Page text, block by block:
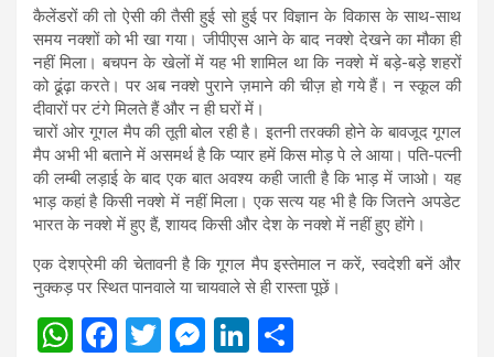
कैलेंडरों की तो ऐसी की तैसी हुई सो हुई पर विज्ञान के विकास के साथ-साथ
समय नक्शों को भी खा गया। जीपीएस आने के बाद नक्शे देखने का मौका ही
नहीं मिला। बचपन के खेलों में यह भी शामिल था कि नक्शे में बड़े-बड़े शहरों
को ढूंढ़ा करते। पर अब नक्शे पुराने ज़माने की चीज़ हो गये हैं। न स्कूल की
दीवारों पर टंगे मिलते हैं और न ही घरों में।
चारों ओर गूगल मैप की तूती बोल रही है। इतनी तरक्की होने के बावजूद गूगल
मैप अभी भी बताने में असमर्थ है कि प्यार हमें किस मोड़ पे ले आया। पति-पत्नी
की लम्बी लड़ाई के बाद एक बात अवश्य कही जाती है कि भाड़ में जाओ। यह
भाड़ कहां है किसी नक्शे में नहीं मिला। एक सत्य यह भी है कि जितने अपडेट
भारत के नक्शे में हुए हैं, शायद किसी और देश के नक्शे में नहीं हुए होंगे।
एक देशप्रेमी की चेतावनी है कि गूगल मैप इस्तेमाल न करें, स्वदेशी बनें और
नुक्कड़ पर स्थित पानवाले या चायवाले से ही रास्ता पूछें।
W F
T
M Li